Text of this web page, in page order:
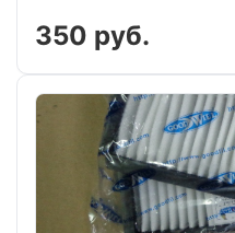
350 руб.